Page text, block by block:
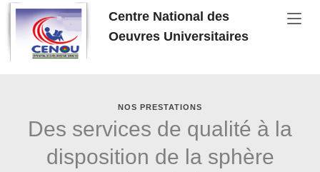
Aller au contenu principal
Centre National des
Oeuvres Universitaires
NOS PRESTATIONS
Des services de qualité à la
disposition de la sphère